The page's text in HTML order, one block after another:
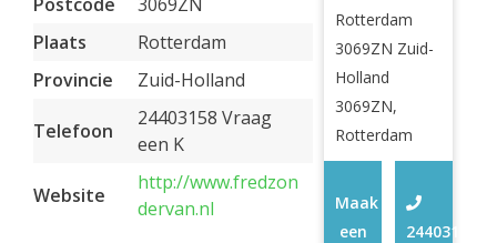
Plaats
Rotterdam
Provincie
Zuid-Holland
Telefoon
24403158 Vraag
een K
Website
http://www.fredzon
dervan.nl
Rotterdam
3069ZN Zuid-
Holland
3069ZN,
Rotterdam
24403158
Maak
een